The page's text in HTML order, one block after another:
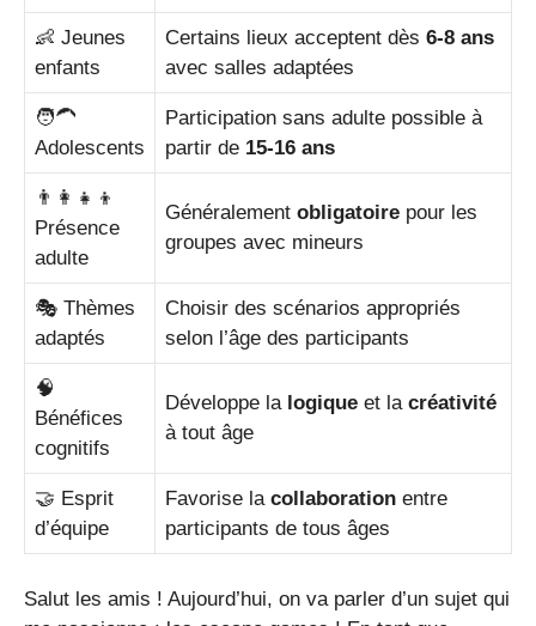
👶 Jeunes
enfants
Certains lieux acceptent dès 6-8 ans
avec salles adaptées
🧑‍🦱
Adolescents
Participation sans adulte possible à
partir de 15-16 ans
👨‍👩‍👧‍👦
Présence
adulte
Généralement obligatoire pour les
groupes avec mineurs
🎭 Thèmes
adaptés
Choisir des scénarios appropriés
selon l’âge des participants
🧠
Bénéfices
cognitifs
Développe la logique et la créativité
à tout âge
🤝 Esprit
d’équipe
Favorise la collaboration entre
participants de tous âges
Salut les amis ! Aujourd’hui, on va parler d’un sujet qui